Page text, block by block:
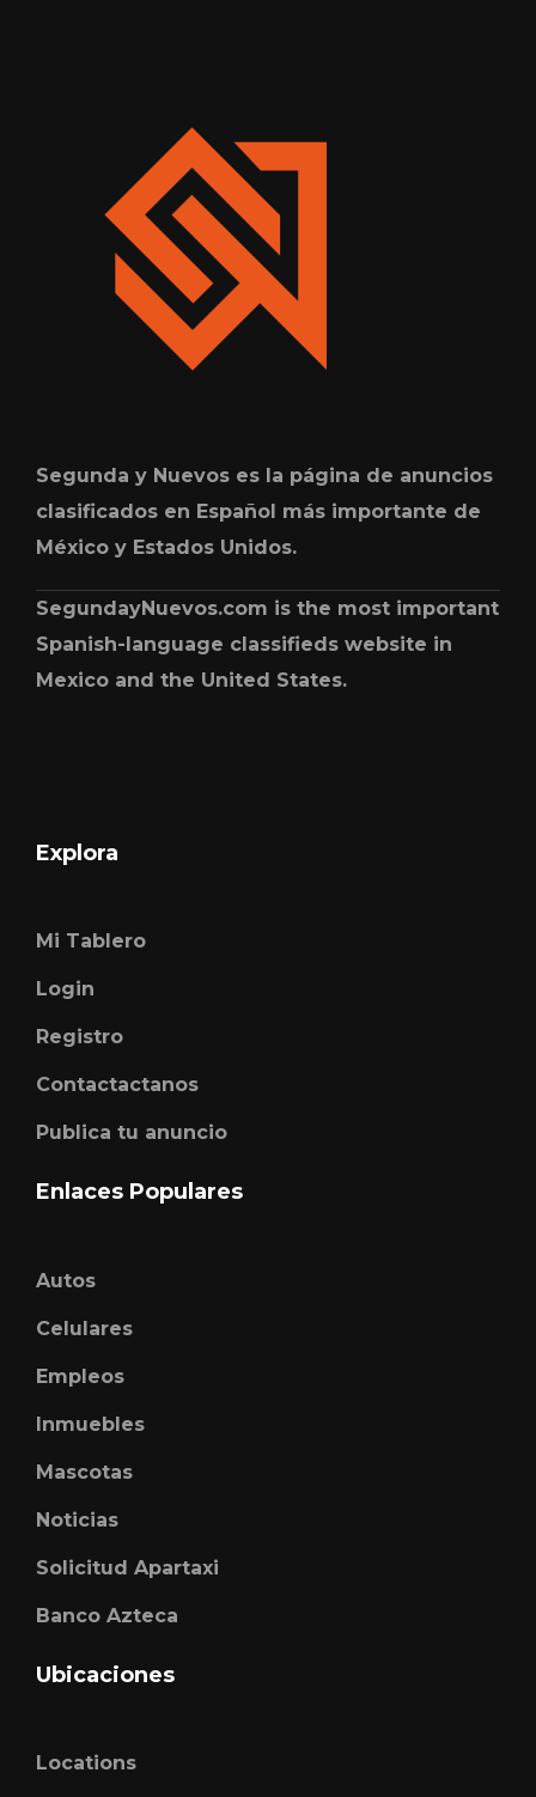
Segunda y Nuevos es la página de anuncios
clasificados en Español más importante de
México y Estados Unidos.
SegundayNuevos.com is the most important
Spanish-language classifieds website in
Mexico and the United States.
Explora
Mi Tablero
Login
Registro
Contactactanos
Publica tu anuncio
Enlaces Populares
Autos
Celulares
Empleos
Inmuebles
Mascotas
Noticias
Solicitud Apartaxi
Banco Azteca
Ubicaciones
Locations